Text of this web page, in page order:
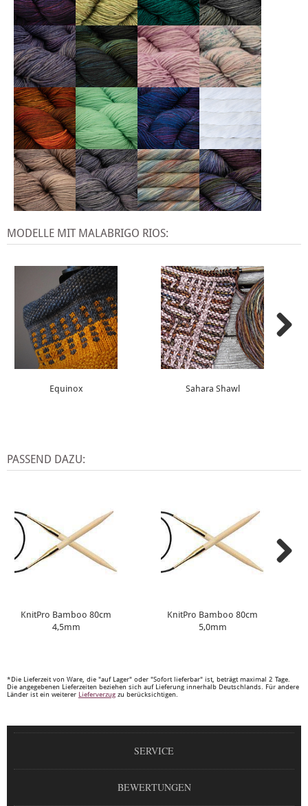
MODELLE MIT MALABRIGO RIOS:
Equinox Sahara Shawl
PASSEND DAZU:
KnitPro Bamboo 80cm
4,5mm
KnitPro Bamboo 80cm
5,0mm
*Die Lieferzeit von Ware, die "auf Lager" oder "Sofort lieferbar" ist, beträgt maximal 2 Tage.
Die angegebenen Lieferzeiten beziehen sich auf Lieferung innerhalb Deutschlands. Für andere
Länder ist ein weiterer Lieferverzug zu berücksichtigen.
SERVICE
BEWERTUNGEN